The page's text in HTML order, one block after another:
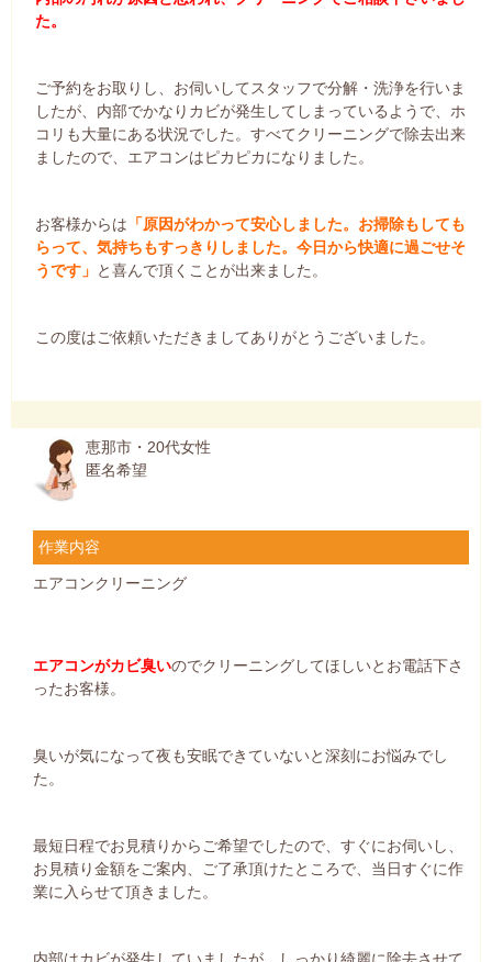
た。
ご予約をお取りし、お伺いしてスタッフで分解・洗浄を行いま
したが、内部でかなりカビが発生してしまっているようで、ホ
コリも大量にある状況でした。すべてクリーニングで除去出来
ましたので、エアコンはピカピカになりました。
お客様からは 「原因がわかって安心しました。お掃除もしても
らって、気持ちもすっきりしました。今日から快適に過ごせそ
うです」 と喜んで頂くことが出来ました。
この度はご依頼いただきましてありがとうございました。
恵那市・20代女性
匿名希望
作業内容
エアコンクリーニング
エアコンがカビ臭いのでクリーニングしてほしいとお電話下さ
ったお客様。
臭いが気になって夜も安眠できていないと深刻にお悩みでし
た。
最短日程でお見積りからご希望でしたので、すぐにお伺いし、
お見積り金額をご案内、ご了承頂けたところで、当日すぐに作
業に入らせて頂きました。